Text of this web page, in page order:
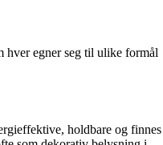
hver egner seg til ulike formål
holdbare og finnes